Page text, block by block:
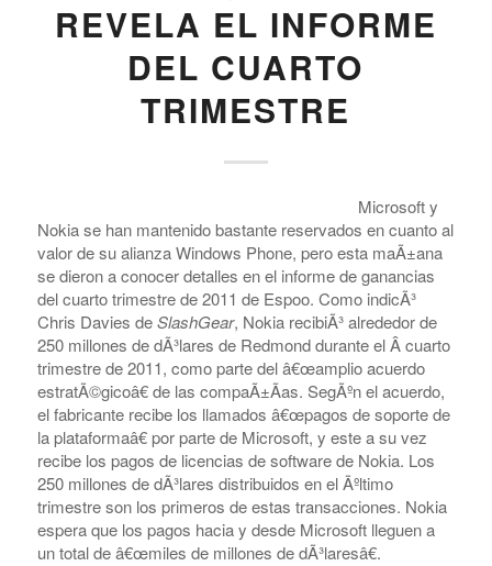
REVELA EL INFORME
DEL CUARTO
TRIMESTRE
Microsoft y
Nokia se han mantenido bastante reservados en cuanto al
valor de su alianza Windows Phone, pero esta maÃ±ana
se dieron a conocer detalles en el informe de ganancias
del cuarto trimestre de 2011 de Espoo. Como indicÃ³
Chris Davies deSlashGear, Nokia recibiÃ³ alrededor de
250 millones de dÃ³lares de Redmond durante el Â cuarto
trimestre de 2011, como parte del â€œamplio acuerdo
estratÃ©gicoâ€ de las compaÃ±Ã­as. SegÃºn el acuerdo,
el fabricante recibe los llamados â€œpagos de soporte de
la plataformaâ€ por parte de Microsoft, y este a su vez
recibe los pagos de licencias de software de Nokia. Los
250 millones de dÃ³lares distribuidos en el Ãºltimo
trimestre son los primeros de estas transacciones. Nokia
espera que los pagos hacia y desde Microsoft lleguen a
un total de â€œmiles de millones de dÃ³laresâ€.